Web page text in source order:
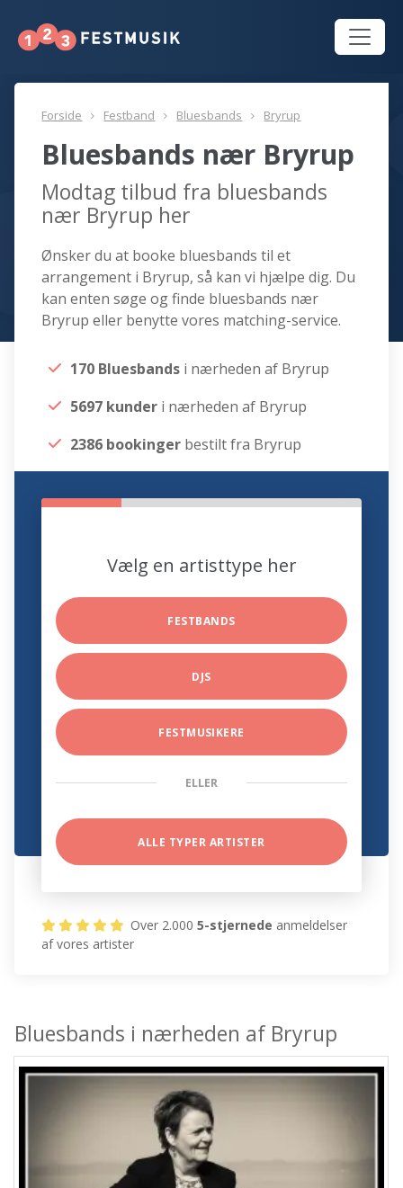
Forside Festband Bluesbands Bryrup
Bluesbands nær Bryrup
Modtag tilbud fra bluesbands
nær Bryrup her
Ønsker du at booke bluesbands til et
arrangement i Bryrup, så kan vi hjælpe dig. Du
kan enten søge og finde bluesbands nær
Bryrup eller benytte vores matching-service.
170 Bluesbands i nærheden af Bryrup
5697 kunder i nærheden af Bryrup
2386 bookinger bestilt fra Bryrup
Vælg en artisttype her
FESTBANDS
DJS
FESTMUSIKERE
ELLER
ALLE TYPER ARTISTER
Over 2.0005-stjernede anmeldelser
af vores artister
Bluesbands i nærheden af Bryrup